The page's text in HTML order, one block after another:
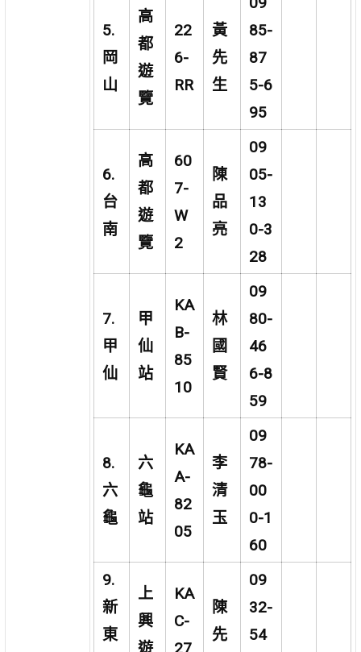
5.
岡
山
高
都
遊
覽
22
6-
RR
黃
先
生
85-
87
5-6
95
6.
台
南
高
都
遊
覽
60
7-
W
2
陳
品
亮
09
05-
13
0-3
28
7.
甲
仙
甲
仙
站
KA
B-
85
10
林
國
賢
09
80-
46
6-8
59
8.
六
龜
六
龜
站
KA
A-
82
05
李
清
玉
09
78-
00
0-1
60
9.
新
東
上
興
KA
C-
陳
先
09
32-
54